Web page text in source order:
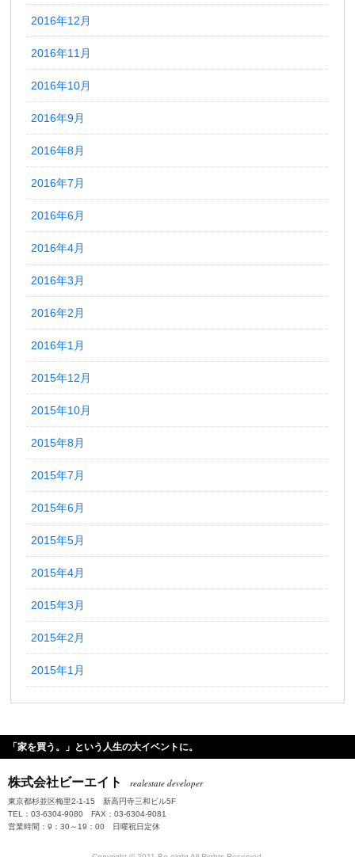
2016年12月
2016年11月
2016年10月
2016年9月
2016年8月
2016年7月
2016年6月
2016年4月
2016年3月
2016年2月
2016年1月
2015年12月
2015年10月
2015年8月
2015年7月
2015年6月
2015年5月
2015年4月
2015年3月
2015年2月
2015年1月
「家を買う。」という人生の大イベントに。
株式会社ビーエイト realestate developer
東京都杉並区梅里2-1-15 新高円寺三和ビル5F
TEL：03-6304-9080 FAX：03-6304-9081
営業時間：9：30～19：00 日曜祝日定休